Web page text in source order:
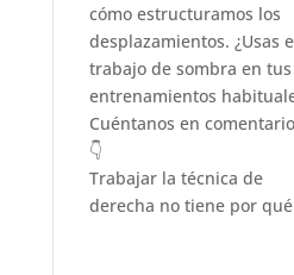
Trabajar la técnica de
derecha no tiene por qué